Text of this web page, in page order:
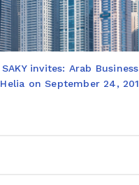
SAKY invites: Arab
on September 24,